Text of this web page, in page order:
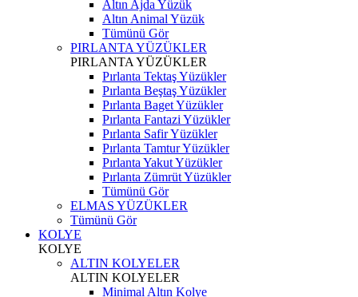
Altın Ajda Yüzük
Altın Animal Yüzük
Tümünü Gör
PIRLANTA YÜZÜKLER
PIRLANTA YÜZÜKLER
Pırlanta Tektaş Yüzükler
Pırlanta Beştaş Yüzükler
Pırlanta Baget Yüzükler
Pırlanta Fantazi Yüzükler
Pırlanta Safir Yüzükler
Pırlanta Tamtur Yüzükler
Pırlanta Yakut Yüzükler
Pırlanta Zümrüt Yüzükler
Tümünü Gör
ELMAS YÜZÜKLER
Tümünü Gör
KOLYE
KOLYE
ALTIN KOLYELER
ALTIN KOLYELER
Minimal Altın Kolye